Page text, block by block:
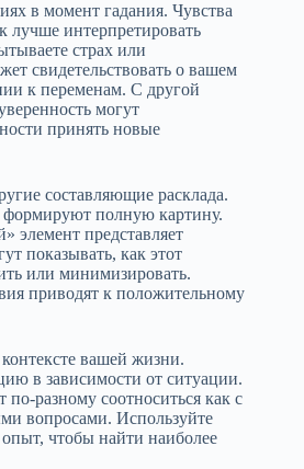
в момент гадания. Чувства
лучше интерпретировать
страх или
свидетельствовать о вашем
к переменам. С другой
могут
принять новые
составляющие расклада.
полную картину.
элемент представляет
показывать, как этот
или минимизировать.
приводят к положительному
вашей жизни.
в зависимости от ситуации.
по-разному соотноситься как с
вопросами. Используйте
чтобы найти наиболее